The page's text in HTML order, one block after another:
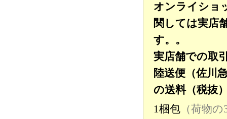
オンライショ
関しては実店
す。。
実店舗での取
陸送便（佐川
の送料（税抜
1梱包 （荷物